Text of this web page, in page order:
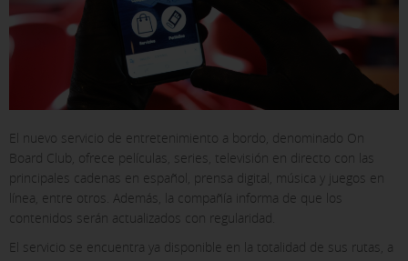
El nuevo servicio de entretenimiento a bordo, denominado On
Board Club, ofrece películas, series, televisión en directo con las
principales cadenas en español, prensa digital, música y juegos en
línea, entre otros. Además, la compañía informa de que los
contenidos serán actualizados con regularidad.
El servicio se encuentra ya disponible en la totalidad de sus rutas, a
COOKIE SETTINGS